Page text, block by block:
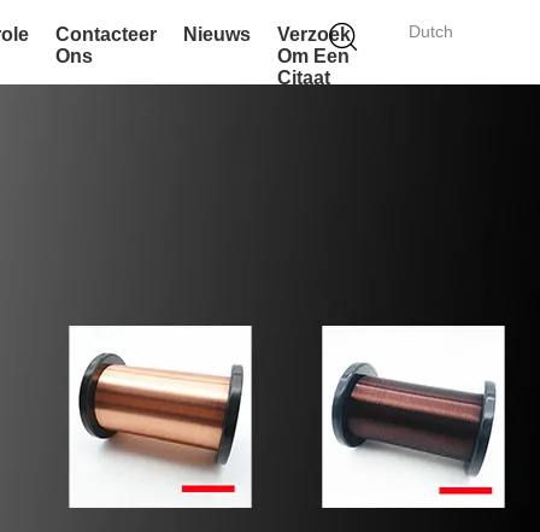
Dutch
Contacteer
Ons
Nieuws
Verzoek
Om Een
Citaat